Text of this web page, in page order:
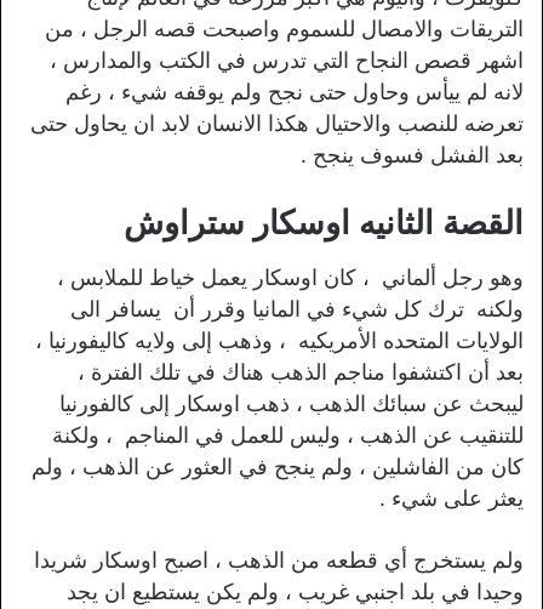
التريقات والامصال للسموم واصبحت قصه الرجل ، من
اشهر قصص النجاح التي تدرس في الكتب والمدارس ،
لانه لم ييأس وحاول حتى نجح ولم يوقفه شيء ، رغم
تعرضه للنصب والاحتيال هكذا الانسان لابد ان يحاول حتى
بعد الفشل فسوف ينجح .
القصة الثانيه اوسكار ستراوش
وهو رجل ألماني ، كان اوسكار يعمل خياط للملابس ،
ولكنه ترك كل شيء في المانيا وقرر أن يسافر الى
الولايات المتحده الأمريكيه ، وذهب إلى ولايه كاليفورنيا ،
بعد أن اكتشفوا مناجم الذهب هناك في تلك الفترة ،
ليبحث عن سبائك الذهب ، ذهب اوسكار إلى كالفورنيا
للتنقيب عن الذهب ، وليس للعمل في المناجم ، ولكنة
كان من الفاشلين ، ولم ينجح في العثور عن الذهب ، ولم
يعثر على شيء .
ولم يستخرج أي قطعه من الذهب ، اصبح اوسكار شريدا
وحيدا في بلد اجنبي غريب ، ولم يكن يستطيع ان يجد